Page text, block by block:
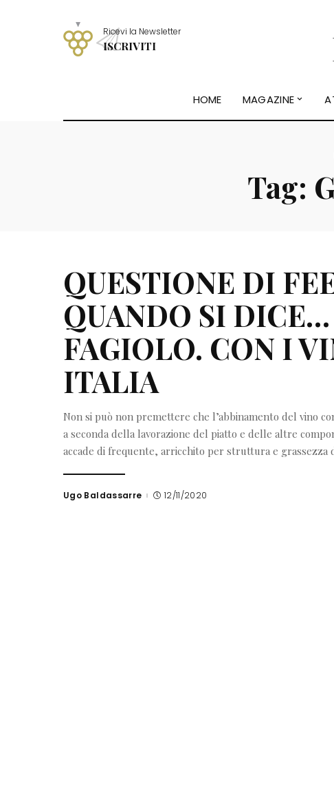
Ricevi la Newsletter
ISCRIVITI
HOME MAGAZINE
Tag:
QUESTIONE DI
QUANDO SI
FAGIOLO. CON I
ITALIA
Non si può non premettere che l’abbinamento del vino
a seconda della lavorazione del piatto e delle altre
accade di frequente, arricchito per struttura e grassezza
Posted
Ugo Baldassarre 12/11/2020